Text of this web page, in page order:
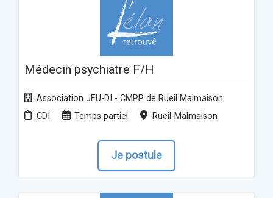
Médecin psychiatre F/H
Association JEU-DI - CMPP de Rueil Malmaison
CDI
Temps partiel Rueil-Malmaison
Je postule